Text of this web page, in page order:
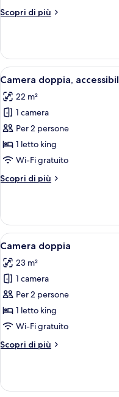
Scopri di più
Altri
doppia,
balcone
Apri
tutte
le
foto
per
Camera
doppia,
ai
6
Camera doppia,
22 m²
1 camera
Per 2 persone
1 letto king
Wi-Fi gratuito
Scopri di più
Altri
doppia,
accessibile
ai
Apri
tutte
le
foto
per
Camera
doppia
7
Camera doppia
23 m²
1 camera
Per 2 persone
1 letto king
Wi-Fi gratuito
Scopri di più
Altri
doppia